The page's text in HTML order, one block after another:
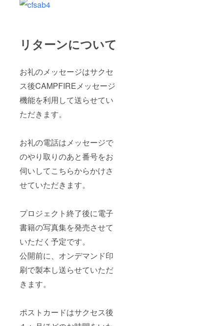
リターンについて
お礼のメッセージはサクセ
ス後CAMPFIREメッセージ
機能を利用して送らせてい
ただきます。
お礼の電話はメッセージで
のやり取りのあと番号をお
伺いしてこちらからかけさ
せていただきます。
プロジェクト終了後に電子
書籍の写真集を発売させて
いただく予定です。
公開前に、オンデマンド印
刷で製本し送らせていただ
きます。
ポストカードはサクセス後